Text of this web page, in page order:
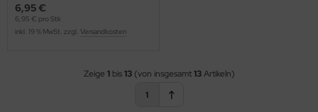
6,95 €
6,95 € pro Stk
inkl. 19 % MwSt. zzgl. Versandkosten
Zeige 1bis13(von insgesamt13Artikeln)
1